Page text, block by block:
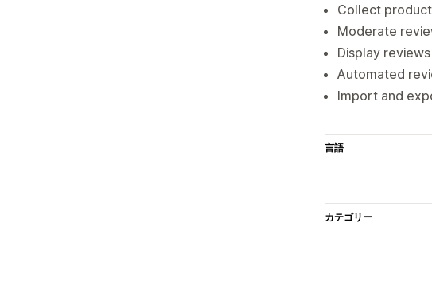
Collect
Moderate
Display
Automated
Import and
言語
カテゴリー